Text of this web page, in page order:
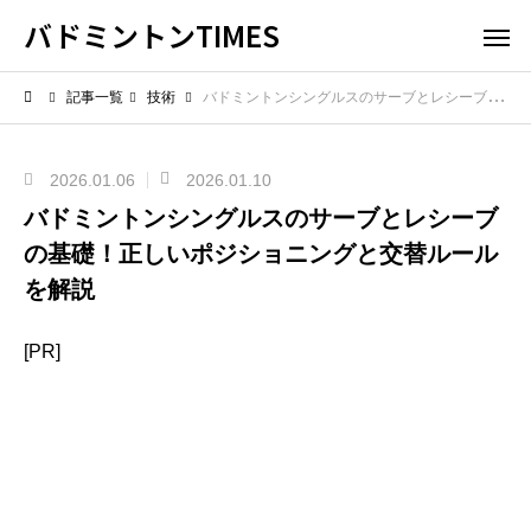
バドミントンTIMES
記事一覧 技術 バドミントンシングルスのサーブとレシーブの基礎！正しいポジショニングと交替ルールを解説
2026.01.06 2026.01.10
バドミントンシングルスのサーブとレシーブ
の基礎！正しいポジショニングと交替ルール
を解説
[PR]